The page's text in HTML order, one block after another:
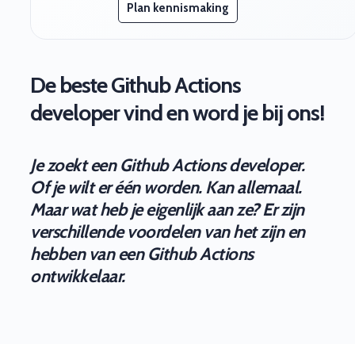
Plan kennismaking
De beste Github Actions
developer vind en word je bij ons!
Je zoekt een Github Actions developer.
Of je wilt er één worden. Kan allemaal.
Maar wat heb je eigenlijk aan ze? Er zijn
verschillende voordelen van het zijn en
hebben van een Github Actions
ontwikkelaar.